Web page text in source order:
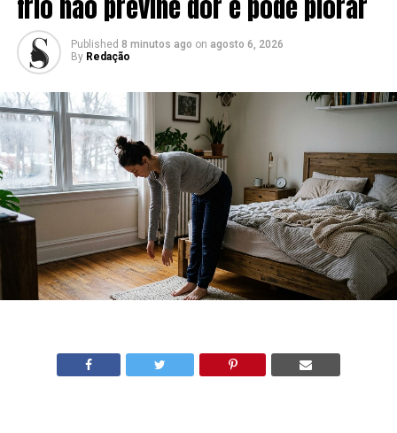
frio não previne dor e pode piorar
Published 8 minutos ago on agosto 6, 2026
By Redação